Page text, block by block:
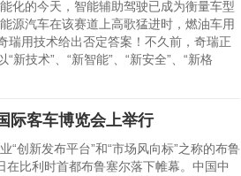
的今天，智能辅助驾驶已成为衡量车型
源汽车在该赛道上高歌猛进时，燃油车用
瑞用技术给出否定答案！不久前，奇瑞正
新技术”、“新智能”、“新安全”、“新格
际客车博览会上举行
新发布平台”和“市场风向标”之称的布鲁
在比利时首都布鲁塞尔落下帷幕。中国中